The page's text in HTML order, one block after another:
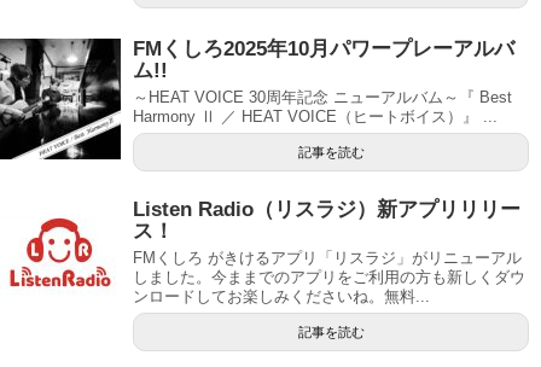
FMくしろ2025年10月パワープレーアルバ
ム!!
～HEAT VOICE 30周年記念 ニューアルバム～『 Best
Harmony Ⅱ ／ HEAT VOICE（ヒートボイス）』 ...
記事を読む
Listen Radio（リスラジ）新アプリリリー
ス！
FMくしろ がきけるアプリ「リスラジ」がリニューアル
しました。今ままでのアプリをご利用の方も新しくダウ
ンロードしてお楽しみくださいね。無料...
記事を読む